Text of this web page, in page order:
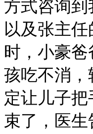
方式咨询
以及张主
时，小豪
孩吃不消
定让儿子
束了，医